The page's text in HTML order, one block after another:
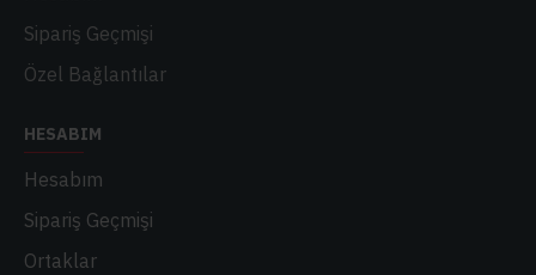
Sipariş Geçmişi
Özel Bağlantılar
HESABIM
Hesabım
Sipariş Geçmişi
Ortaklar